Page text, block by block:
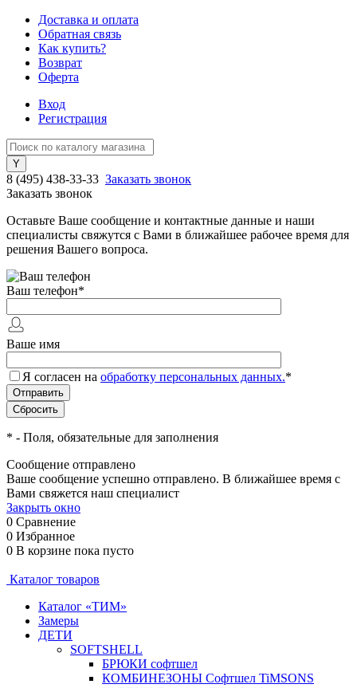
Доставка и оплата
Обратная связь
Как купить?
Возврат
Оферта
Вход
Регистрация
8 (495) 438-33-33 Заказать звонок
Заказать звонок
Оставьте Ваше сообщение и контактные данные и наши
специалисты свяжутся с Вами в ближайшее рабочее время для
решения Вашего вопроса.
Ваш телефон*
Ваше имя
Я согласен на обработку персональных данных.*
* - Поля, обязательные для заполнения
Сообщение отправлено
Ваше сообщение успешно отправлено. В ближайшее время с
Вами свяжется наш специалист
Закрыть окно
0 Сравнение
0 Избранное
0 В корзине пока пусто
Каталог товаров
Каталог «ТИМ»
Замеры
ДЕТИ
SOFTSHELL
БРЮКИ софтшел
КОМБИНЕЗОНЫ Софтшел TiMSONS